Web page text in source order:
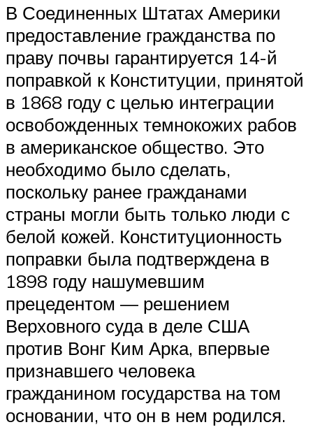
В Соединенных Штатах Америки
предоставление гражданства по
праву почвы гарантируется 14-й
поправкой к Конституции, принятой
в 1868 году с целью интеграции
освобожденных темнокожих рабов
в американское общество. Это
необходимо было сделать,
поскольку ранее гражданами
страны могли быть только люди с
белой кожей. Конституционность
поправки была подтверждена в
1898 году нашумевшим
прецедентом — решением
Верховного суда в деле США
против Вонг Ким Арка, впервые
признавшего человека
гражданином государства на том
основании, что он в нем родился.